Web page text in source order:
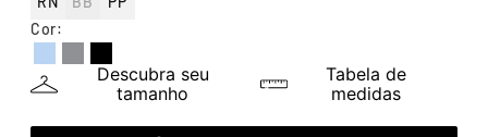
Cor:
Descubra seu
tamanho
Tabela de
medidas
º
sutiã
10º meia masculina